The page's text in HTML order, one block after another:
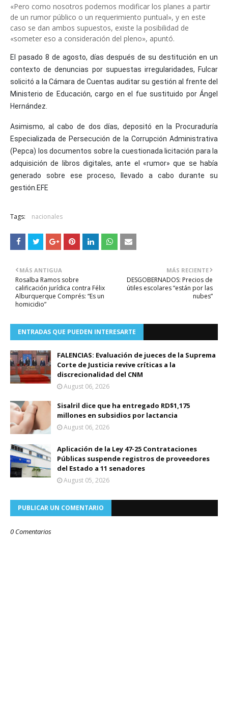
«Pero como nosotros podemos modificar los planes a partir
de un rumor público o un requerimiento puntual», y en este
caso se dan ambos supuestos, existe la posibilidad de
«someter eso a consideración del pleno», apuntó.
El pasado 8 de agosto, días después de su destitución en un
contexto de denuncias por supuestas irregularidades, Fulcar
solicitó a la Cámara de Cuentas auditar su gestión al frente del
Ministerio de Educación, cargo en el fue sustituido por Ángel
Hernández.
Asimismo, al cabo de dos días, depositó en la Procuraduría
Especializada de Persecución de la Corrupción Administrativa
(Pepca) los documentos sobre la cuestionada licitación para la
adquisición de libros digitales, ante el «rumor» que se había
generado sobre ese proceso, llevado a cabo durante su
gestión.EFE
Tags: nacionales
MÁS RECIENTE
DESGOBERNADOS: Precios de
útiles escolares “están por las
nubes”
MÁS ANTIGUA
Rosalba Ramos sobre
calificación jurídica contra Félix
Alburquerque Comprés: “Es un
homicidio”
ENTRADAS QUE PUEDEN INTERESARTE
FALENCIAS: Evaluación de jueces de la Suprema
Corte de Justicia revive críticas a la
discrecionalidad del CNM
August 06, 2026
Sisalril dice que ha entregado RD$1,175
millones en subsidios por lactancia
August 06, 2026
Aplicación de la Ley 47-25 Contrataciones
Públicas suspende registros de proveedores
del Estado a 11 senadores
August 05, 2026
PUBLICAR UN COMENTARIO
0 Comentarios